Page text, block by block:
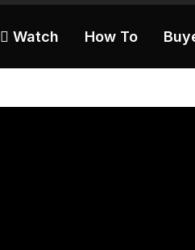
 Watch How To